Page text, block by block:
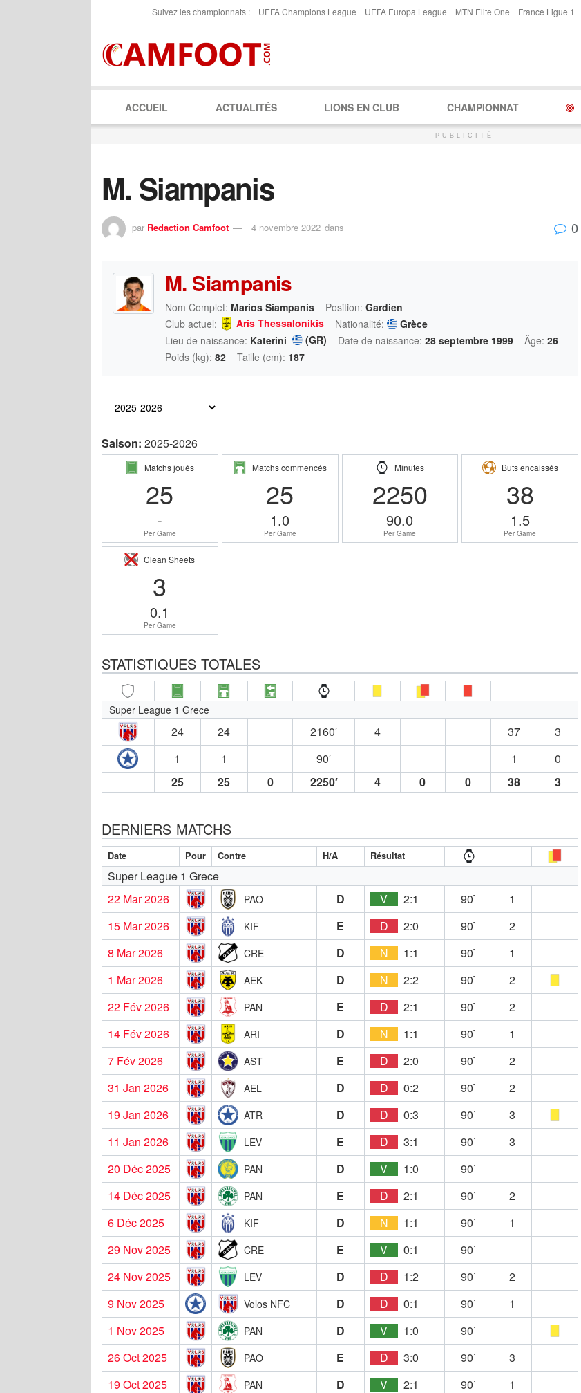
Suivez les championnats : UEFA Champions League UEFA Europa League MTN Elite One France Ligue 1
ACCUEIL ACTUALITÉS LIONS EN CLUB CHAMPIONNAT
PUBLICITÉ
M. Siampanis
par Redaction Camfoot 4 novembre 2022 dans 0
M. Siampanis
Nom Complet: Marios Siampanis Position: Gardien
Club actuel:
Aris Thessalonikis Nationalité:
Grèce
Lieu de naissance: Katerini (GR) Date de naissance: 28 septembre 1999 Âge: 26
Poids (kg): 82 Taille (cm): 187
Saison: 2025-2026
Matchs joués
25
-
Per Game
Matchs commencés
25
1.0
Per Game
Minutes
2250
90.0
Per Game
Buts encaissés
38
1.5
Per Game
Clean Sheets
3
0.1
Per Game
STATISTIQUES TOTALES
Super League 1 Grece
24 24 2160′ 4 37
3
1
1 90′ 1
0
25
25 0 2250′ 4 0 0 38 3
DERNIERS MATCHS
Date Pour Contre H/A Résultat
Super League 1 Grece
22 Mar 2026
PAO D V 2:1 90`
1
15 Mar 2026
KIF E D 2:0 90`
2
8 Mar 2026
CRE D N 1:1 90`
1
1 Mar 2026
AEK D N 2:2 90`
2
22 Fév 2026
PAN E D 2:1 90`
2
14 Fév 2026
ARI D N 1:1 90`
1
7 Fév 2026
AST E D 2:0 90`
2
31 Jan 2026
AEL D D 0:2 90`
2
19 Jan 2026
ATR D D 0:3 90`
3
11 Jan 2026
LEV E D 3:1 90`
3
20 Déc 2025
PAN D V 1:0
90`
14 Déc 2025
PAN E D 2:1 90`
2
6 Déc 2025
KIF D N 1:1 90`
1
29 Nov 2025
CRE E V 0:1
90`
24 Nov 2025
LEV D D 1:2 90`
2
9 Nov 2025
Volos NFC D D 0:1 90`
1
1 Nov 2025
PAN D V 1:0
90`
26 Oct 2025
PAO E D 3:0 90`
3
19 Oct 2025
PAN D V 2:1 90`
1